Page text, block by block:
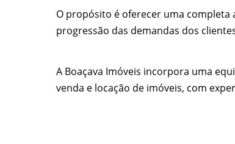
O propósito é oferecer uma completa
progressão das demandas dos
A Boaçava Imóveis incorpora uma
venda e locação de imóveis, com